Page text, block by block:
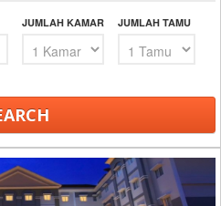
JUMLAH KAMAR JUMLAH TAMU